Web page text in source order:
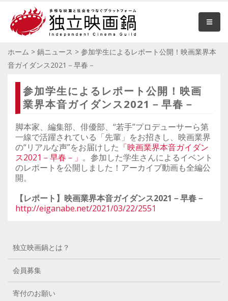
ホーム > 鍋ニュース > 参加学生によるレポート公開！映画業界本
音ガイダンス2021－早春－
参加学生によるレポート公開！映画
業界本音ガイダンス2021－早春－
脚本家、編集部、俳優部、“若手”プロデューサーら第
一線で活躍されている「先輩」をお招きし、映画業界
の“リアルな声”をお届けした 「映画業界本音ガイダン
ス2021－早春－」 。参加した学生さんによるイベント
のレポートを公開しました！アーカイブ動画も全編公
開。
【レポート】映画業界本音ガイダンス2021－早春－
http://eiganabe.net/2021/03/22/2551
独立映画鍋とは？
会員募集
寄付のお願い